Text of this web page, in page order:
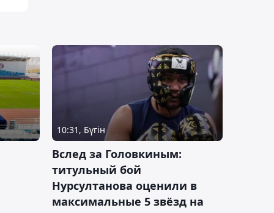
10:31, Бүгін
Вслед за Головкиным:
титульный бой
Нурсултанова оценили в
максимальные 5 звёзд на